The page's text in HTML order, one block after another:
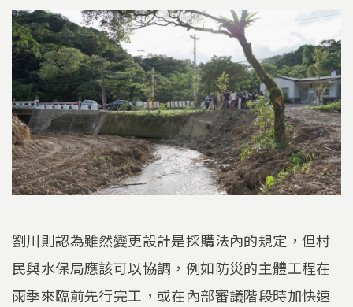
劉川則認為雖然變更設計是採購法內的規定，但村
民與水保局應該可以協調，例如防災的主體工程在
雨季來臨前先行完工，或在內部審議階段時加快速